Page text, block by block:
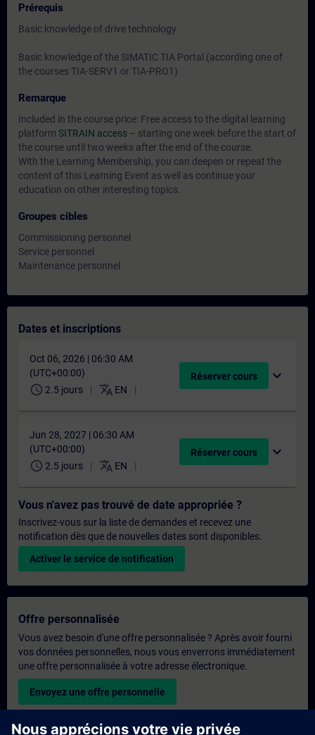
Prérequis
Basic knowledge of drive technology
Basic knowledge of the SIMATIC TIA Portal (according one of
the courses TIA-SERV1 or TIA-PRO1)
Remarque
Included in the course price: Free access to the digital learning
platform SITRAIN access – starting one week before the start of
the course until two weeks after the end of the course.
With the Learning Membership, you can deepen or repeat the
content of this Learning Event as well as continue your
education on other interesting topics.
Groupes cibles
Commissioning personnel
Service personnel
Maintenance personnel
Dates et inscriptions
Oct 06, 2026 | 06:30 AM
(UTC+00:00)
schedule 2.5 jours translate EN
Réserver cours expand_more
Jun 28, 2027 | 06:30 AM
(UTC+00:00)
schedule 2.5 jours translate EN
Réserver cours expand_more
Vous n'avez pas trouvé de date appropriée ?
Inscrivez-vous sur la liste de demandes et recevez une
notification dès que de nouvelles dates sont disponibles.
Activer le service de notification
Offre personnalisée
Vous avez besoin d'une offre personnalisée ? Après avoir fourni
vos données personnelles, nous vous enverrons immédiatement
une offre personnalisée à votre adresse électronique.
Envoyez une offre personnelle